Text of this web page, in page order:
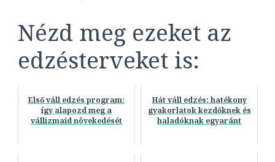
Nézd meg ezeket az
edzésterveket is:
Első váll edzés program:
így alapozd meg a
vállizmaid növekedését
Hát váll edzés: hatékony
gyakorlatok kezdőknek és
haladóknak egyaránt